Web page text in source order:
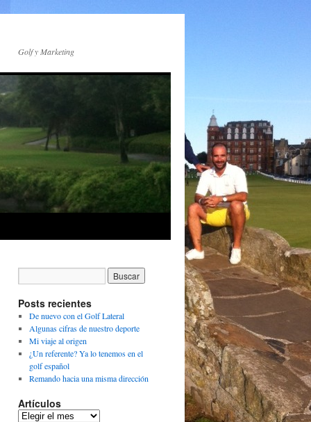
Golf y Marketing
Posts recientes
De nuevo con el Golf Lateral
Algunas cifras de nuestro deporte
Mi viaje al origen
¿Un referente? Ya lo tenemos en el
golf español
Remando hacia una misma dirección
Artículos
Artículos